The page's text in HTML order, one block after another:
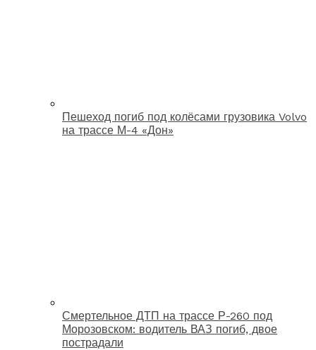
Пешеход погиб под колёсами грузовика Volvo
на трассе М-4 «Дон»
Смертельное ДТП на трассе Р-260 под
Морозовском: водитель ВАЗ погиб, двое
пострадали